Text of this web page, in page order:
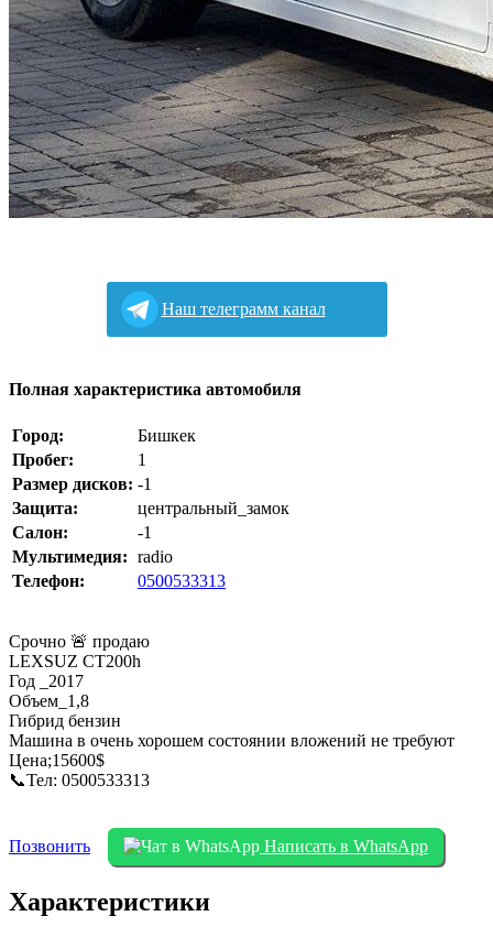
Наш телеграмм канал
Полная характеристика автомобиля
Город:
Бишкек
Пробег:
1
Размер дисков: -1
Защита:
центральный_замок
Салон:
-1
Мультимедия: radio
Телефон:
0500533313
Срочно 🚨 продаю
LEXSUZ CT200h
Год _2017
Объем_1,8
Гибрид бензин
Машина в очень хорошем состоянии вложений не требуют
Цена;15600$
📞Тел: 0500533313
Позвонить Написать в WhatsApp
Характеристики